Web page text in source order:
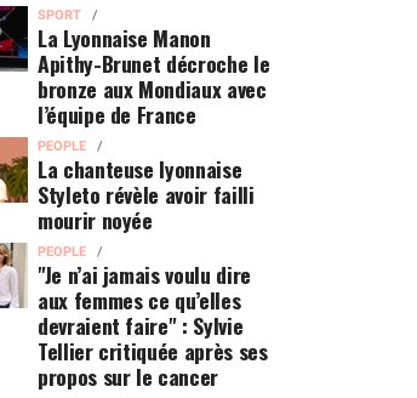
SPORT
La Lyonnaise Manon
Apithy-Brunet décroche le
bronze aux Mondiaux avec
l’équipe de France
PEOPLE
La chanteuse lyonnaise
Styleto révèle avoir failli
mourir noyée
PEOPLE
"Je n’ai jamais voulu dire
aux femmes ce qu’elles
devraient faire" : Sylvie
Tellier critiquée après ses
propos sur le cancer